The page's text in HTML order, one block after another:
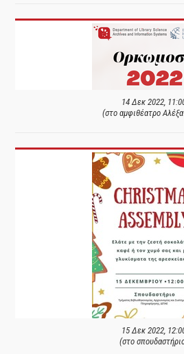
14 Δεκ 2022,
(στο αμφιθέατρο
15 Δεκ 2022,
(στο